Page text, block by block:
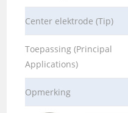
Center elektrode (Tip)
Toepassing (Principal
Applications)
Opmerking